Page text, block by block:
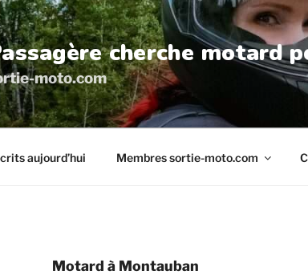
cherche motard
moto.com
aujourd’hui Membres sortie-moto.com
Motard à Montauban